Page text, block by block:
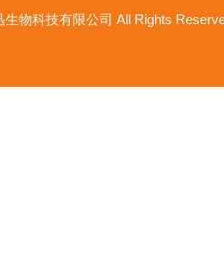
生物科技有限公司 All Rights